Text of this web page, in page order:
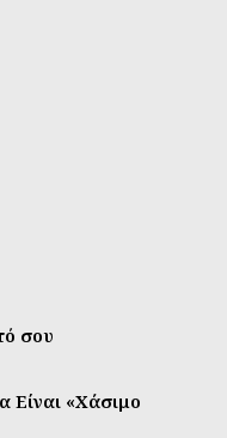
σου
Είναι «Χάσιμο